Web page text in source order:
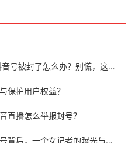
怎么办？别慌，这几招或许能帮到你
保护用户权益？
直播怎么举报封号？
后，一个女记者的曝光与揭露